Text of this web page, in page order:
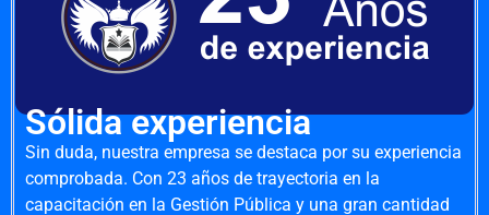
Sólida experiencia
Sin duda, nuestra empresa se destaca por su experiencia
comprobada. Con 23 años de trayectoria en la
capacitación en la Gestión Pública y una gran cantidad